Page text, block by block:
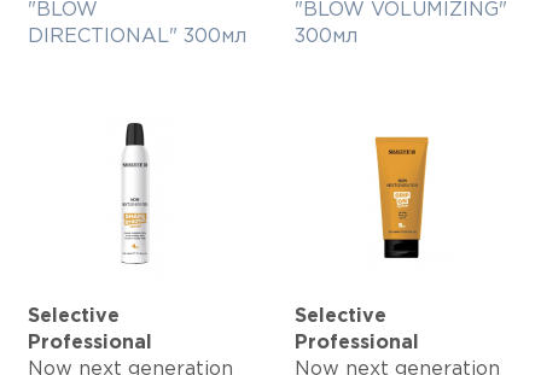
"BLOW
DIRECTIONAL" 300мл
"BLOW VOLUMIZING"
300мл
Selective
Professional
Now next generation
Selective
Professional
Now next generation